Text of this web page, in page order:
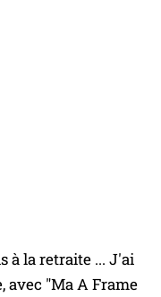
à la retraite ... J'ai
avec "Ma A Frame